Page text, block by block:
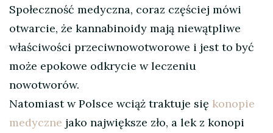
Społeczność medyczna, coraz częściej mówi
otwarcie, że kannabinoidy mają niewątpliwe
właściwości przeciwnowotworowe i jest to być
może epokowe odkrycie w leczeniu
nowotworów.
Natomiast w Polsce wciąż traktuje się konopie
medyczne jako największe zło, a lek z konopi